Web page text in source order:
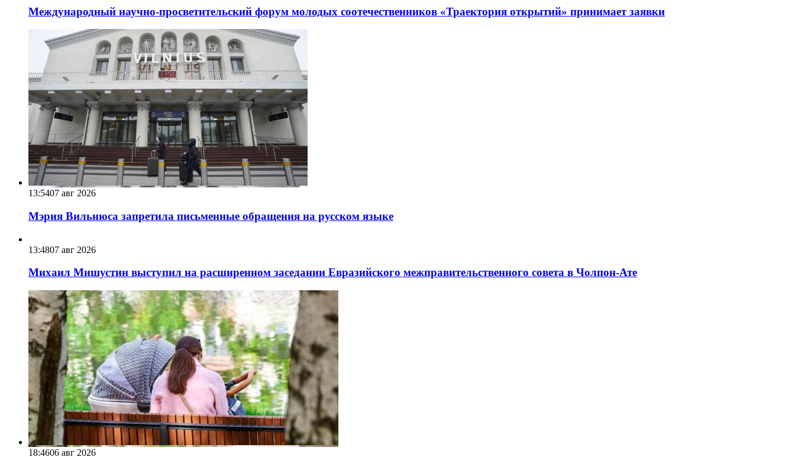
Международный научно-просветительский форум молодых соотечественников «Траектория открытий» принимает заявки
13:5407 авг 2026
Мэрия Вильнюса запретила письменные обращения на русском языке
13:4807 авг 2026
Михаил Мишустин выступил на расширенном заседании Евразийского межправительственного совета в Чолпон-Ате
18:4606 авг 2026